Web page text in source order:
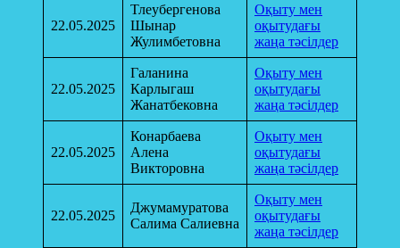
22.05.2025
Тлеубергенова
Шынар
Жулимбетовна
Оқыту мен
оқытудағы
жаңа тәсілдер
22.05.2025
Галанина
Карлыгаш
Жанатбековна
Оқыту мен
оқытудағы
жаңа тәсілдер
22.05.2025
Конарбаева
Алена
Викторовна
Оқыту мен
оқытудағы
жаңа тәсілдер
22.05.2025
Джумамуратова
Салима Салиевна
Оқыту мен
оқытудағы
жаңа тәсілдер